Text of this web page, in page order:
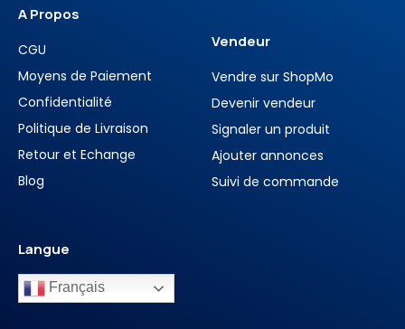
A Propos
CGU
Moyens de Paiement
Confidentialité
Politique de Livraison
Retour et Echange
Blog
Vendeur
Vendre sur ShopMo
Devenir vendeur
Signaler un produit
Ajouter annonces
Suivi de commande
Langue
Français